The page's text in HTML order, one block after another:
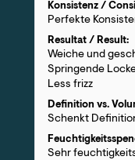
Konsistenz /
Perfekte
Resultat / Result:
Weiche und
Springende
Less frizz
Definition vs.
Schenkt
Sehr